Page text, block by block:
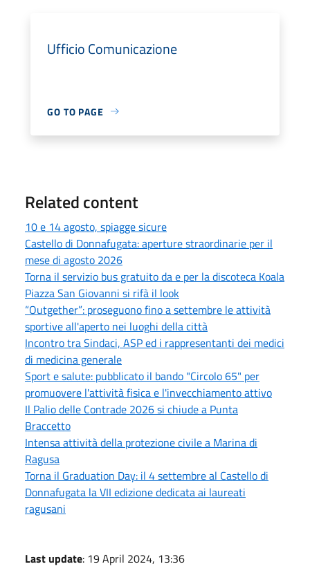
Ufficio Comunicazione
GO TO PAGE
Related content
10 e 14 agosto, spiagge sicure
Castello di Donnafugata: aperture straordinarie per il
mese di agosto 2026
Torna il servizio bus gratuito da e per la discoteca Koala
Piazza San Giovanni si rifà il look
“Outgether”: proseguono fino a settembre le attività
sportive all'aperto nei luoghi della città
Incontro tra Sindaci, ASP ed i rappresentanti dei medici
di medicina generale
Sport e salute: pubblicato il bando "Circolo 65" per
promuovere l'attività fisica e l'invecchiamento attivo
Il Palio delle Contrade 2026 si chiude a Punta
Braccetto
Intensa attività della protezione civile a Marina di
Ragusa
Torna il Graduation Day: il 4 settembre al Castello di
Donnafugata la VII edizione dedicata ai laureati
ragusani
Last update: 19 April 2024, 13:36